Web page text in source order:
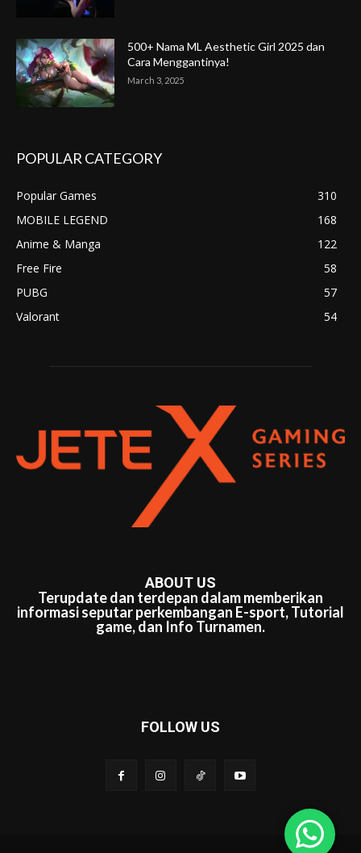
500+ Nama ML Aesthetic Girl 2025 dan
Cara Menggantinya!
March 3, 2025
POPULAR CATEGORY
Popular Games
310
MOBILE LEGEND
168
Anime & Manga
122
Free Fire
58
PUBG
57
Valorant
54
ABOUT US
Terupdate dan terdepan dalam memberikan
informasi seputar perkembangan E-sport, Tutorial
game, dan Info Turnamen.
FOLLOW US